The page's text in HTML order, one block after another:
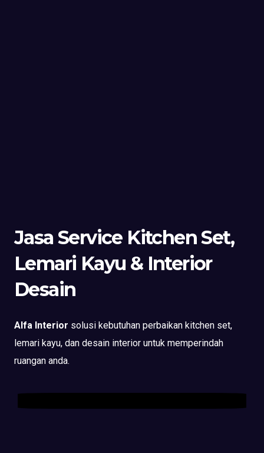
Jasa Service Kitchen Set,
Lemari Kayu & Interior
Desain
Alfa Interior solusi kebutuhan perbaikan kitchen set,
lemari kayu, dan desain interior untuk memperindah
ruangan anda.